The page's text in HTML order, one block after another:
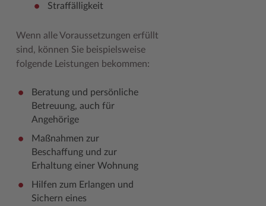
Straffälligkeit
Wenn alle Voraussetzungen erfüllt
sind, können Sie beispielsweise
folgende Leistungen bekommen:
Beratung und persönliche
Betreuung, auch für
Angehörige
Maßnahmen zur
Beschaffung und zur
Erhaltung einer Wohnung
Hilfen zum Erlangen und
Sichern eines